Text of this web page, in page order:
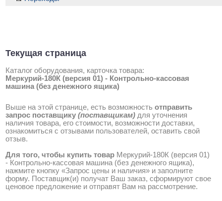
Текущая страница
Каталог оборудования, карточка товара:
Меркурий-180К (версия 01) - Контрольно-кассовая
машина (без денежного ящика)
Выше на этой странице, есть возможность отправить
запрос поставщику (поставщикам) для уточнения
наличия товара, его стоимости, возможности доставки,
ознакомиться с отзывами пользователей, оставить свой
отзыв.
Для того, чтобы купить товар Меркурий-180К (версия 01)
- Контрольно-кассовая машина (без денежного ящика),
нажмите кнопку «Запрос цены и наличия» и заполните
форму. Поставщик(и) получат Ваш заказ, сформируют свое
ценовое предложение и отправят Вам на рассмотрение.